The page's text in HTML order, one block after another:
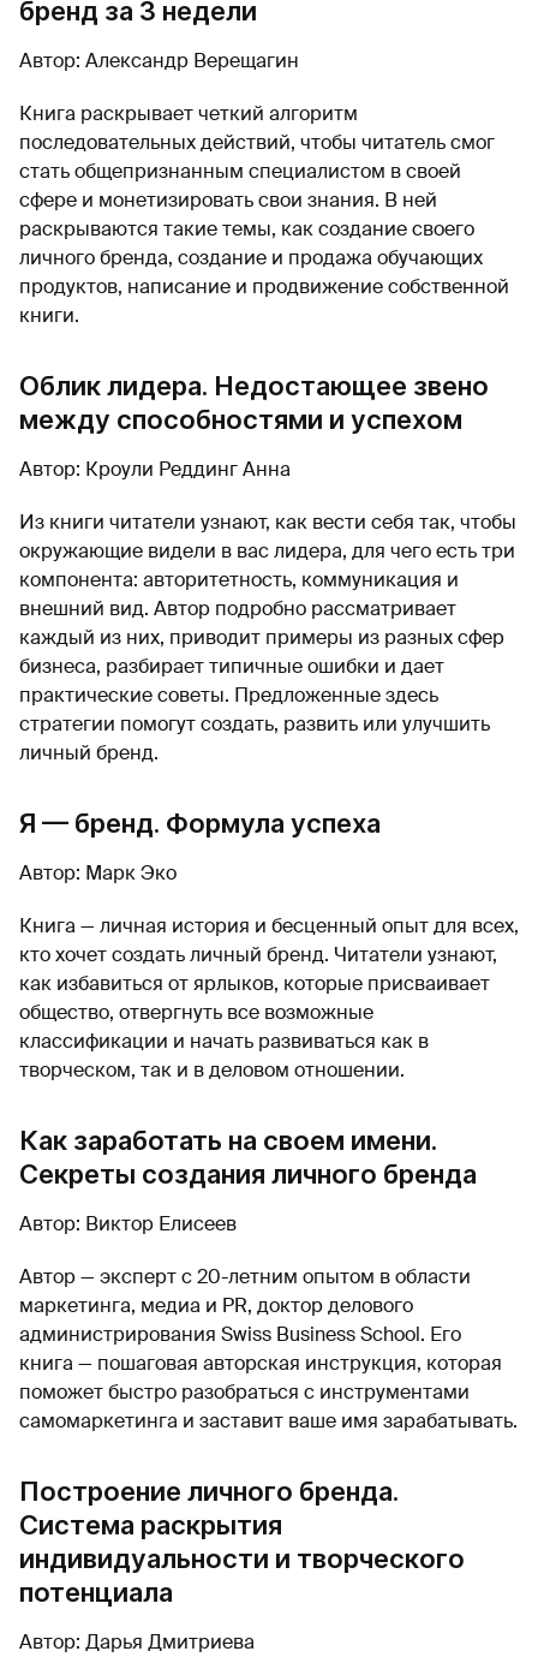
бренд за 3 недели
Автор: Александр Верещагин
Книга раскрывает четкий алгоритм
последовательных действий, чтобы читатель смог
стать общепризнанным специалистом в своей
сфере и монетизировать свои знания. В ней
раскрываются такие темы, как создание своего
личного бренда, создание и продажа обучающих
продуктов, написание и продвижение собственной
книги.
Облик лидера. Недостающее звено
между способностями и успехом
Автор: Кроули Реддинг Анна
Из книги читатели узнают, как вести себя так, чтобы
окружающие видели в вас лидера, для чего есть три
компонента: авторитетность, коммуникация и
внешний вид. Автор подробно рассматривает
каждый из них, приводит примеры из разных сфер
бизнеса, разбирает типичные ошибки и дает
практические советы. Предложенные здесь
стратегии помогут создать, развить или улучшить
личный бренд.
Я — бренд. Формула успеха
Автор: Марк Эко
Книга — личная история и бесценный опыт для всех,
кто хочет создать личный бренд. Читатели узнают,
как избавиться от ярлыков, которые присваивает
общество, отвергнуть все возможные
классификации и начать развиваться как в
творческом, так и в деловом отношении.
Как заработать на своем имени.
Секреты создания личного бренда
Автор: Виктор Елисеев
Автор — эксперт с 20-летним опытом в области
маркетинга, медиа и PR, доктор делового
администрирования Swiss Business School. Его
книга — пошаговая авторская инструкция, которая
поможет быстро разобраться с инструментами
самомаркетинга и заставит ваше имя зарабатывать.
Построение личного бренда.
Система раскрытия
индивидуальности и творческого
потенциала
Автор: Дарья Дмитриева